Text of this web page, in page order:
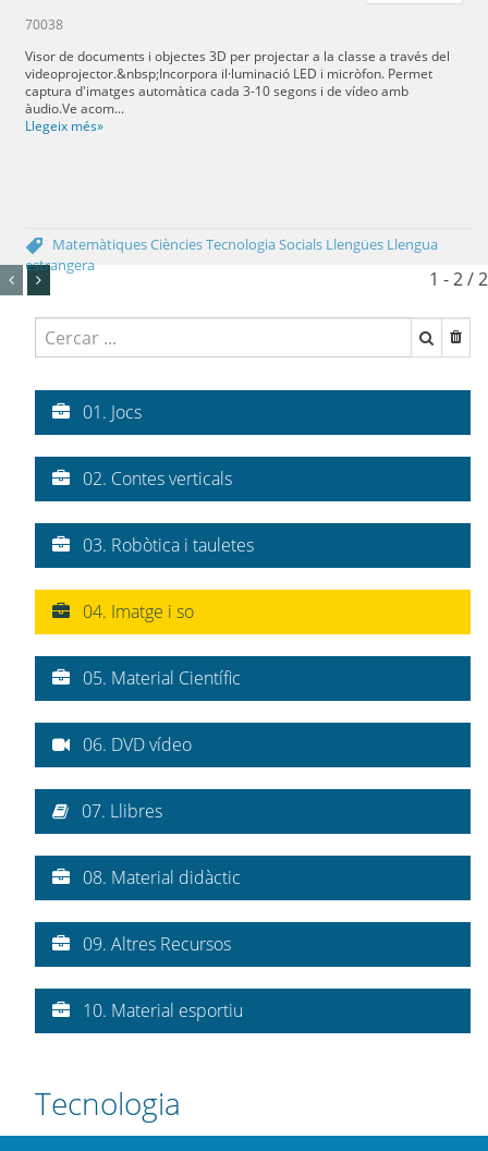
70038
Visor de documents i objectes 3D per projectar a la classe a través del
videoprojector.&nbsp;Incorpora il·luminació LED i micròfon. Permet
captura d'imatges automàtica cada 3-10 segons i de vídeo amb
àudio.Ve acom...
Llegeix més»
MatemàtiquesCiènciesTecnologiaSocials Llengües Llengua
estrangera
1 - 2 / 2
01. Jocs
02. Contes verticals
03. Robòtica i tauletes
04. Imatge i so
05. Material Científic
06. DVD vídeo
07. Llibres
08. Material didàctic
09. Altres Recursos
10. Material esportiu
Tecnologia